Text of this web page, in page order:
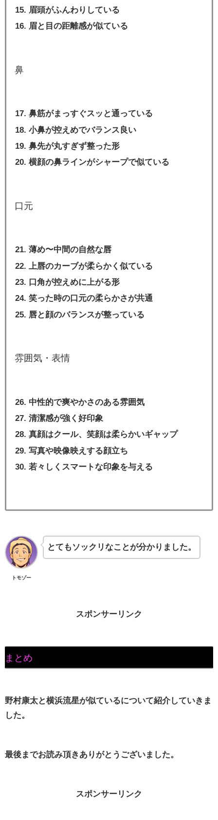
眉頭がふんわりしている
眉と目の距離感が似ている
鼻
鼻筋がまっすぐスッと通っている
小鼻が控えめでバランス良い
鼻先が丸すぎず整った形
横顔の鼻ラインがシャープで似ている
口元
薄め〜中間の自然な唇
上唇のカーブが柔らかく似ている
口角が控えめに上がる形
笑った時の口元の柔らかさが共通
唇と顔のバランスが整っている
雰囲気・表情
中性的で爽やかさのある雰囲気
清潔感が強く好印象
真顔はクール、笑顔は柔らかいギャップ
写真や映像映えする顔立ち
若々しくスマートな印象を与える
トモゾー
とてもソックリなことが分かりました。
スポンサーリンク
まとめ
野村康太と横浜流星が似ているについて紹介していきま
した。
最後までお読み頂きありがとうございました。
スポンサーリンク